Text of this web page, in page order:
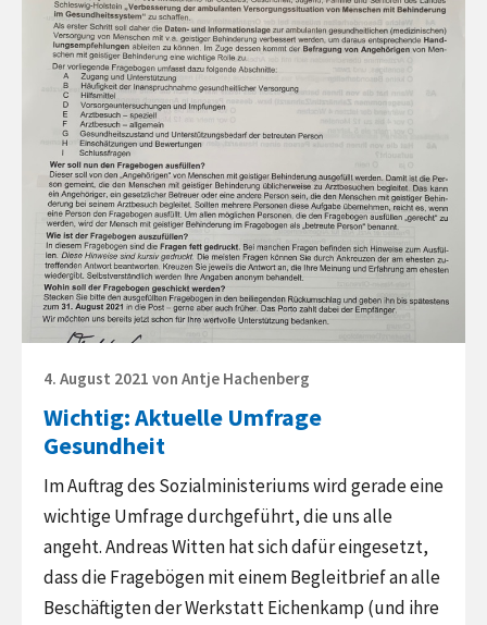
Aktuelle
Umfrage
Gesundheit
Posted
4. August 2021 von Antje Hachenberg
Wichtig: Aktuelle Umfrage
Gesundheit
Im Auftrag des Sozialministeriums wird gerade eine
wichtige Umfrage durchgeführt, die uns alle
angeht. Andreas Witten hat sich dafür eingesetzt,
dass die Fragebögen mit einem Begleitbrief an alle
Beschäftigten der Werkstatt Eichenkamp (und ihre